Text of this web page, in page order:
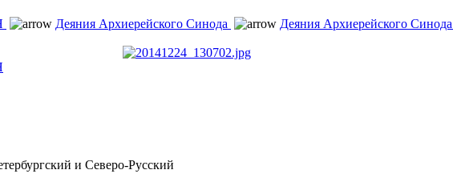
Деяния Архиерейского Синода Деяния Архиерейского Синода
и Северо-Русский